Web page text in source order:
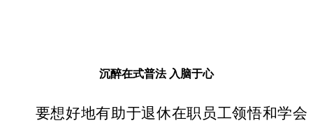
沉醉在式普法 入脑于心
要想好地有助于退休在职员工领悟和学会